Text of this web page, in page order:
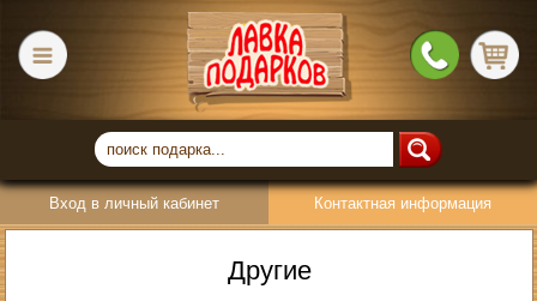
Вход в личный кабинет Контактная информация
Другие